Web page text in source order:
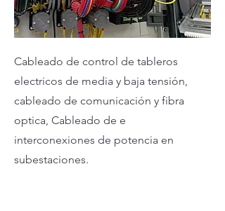
Cableado de control de tableros
electricos de media y baja tensión,
cableado de comunicación y fibra
optica, Cableado de e
interconexiones de potencia en
subestaciones.